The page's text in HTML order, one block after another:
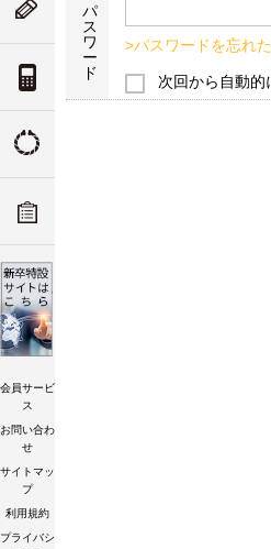
ニューストピックス
トルク単位の換算
会員サービ
ス
お問い合わ
せ
サイトマッ
プ
利用規約
プライバシ
デ
ツリ
パ
ス
ワ
ー
ド
>パスワードを忘れ
次回から自動的